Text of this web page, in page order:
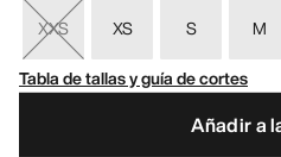
XXS XS S M
Tabla de tallas y guía de cortes
Añadir a